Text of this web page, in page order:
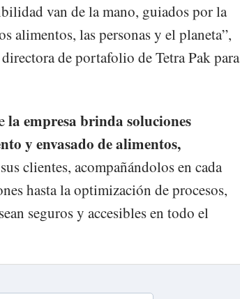
van de la mano, guiados por la
alimentos, las personas y el planeta”,
de portafolio de Tetra Pak para
la empresa brinda soluciones
y envasado de alimentos,
clientes, acompañándolos en cada
hasta la optimización de procesos,
seguros y accesibles en todo el